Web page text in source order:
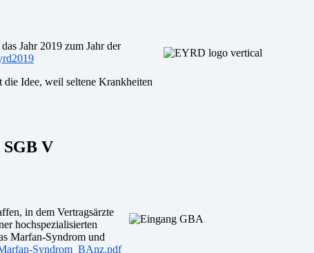
Jahr 2019 zum Jahr der
Idee, weil seltene Krankheiten
SGB V
in dem Vertragsärzte
hochspezialisierten
Marfan-Syndrom und
Syndrom_BAnz.pdf